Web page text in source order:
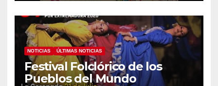
NOTICIAS ÚLTIMAS NOTICIAS
Festival Folclórico de los
Pueblos del Mundo